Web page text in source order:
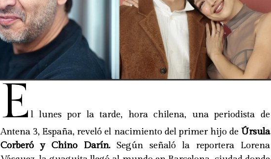
E l lunes por la tarde, hora chilena, una periodista de
Antena 3, España, reveló el nacimiento del primer hijo de Úrsula
Corberó y Chino Darín. Según señaló la reportera Lorena